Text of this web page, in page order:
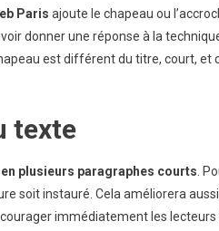
Paris ajoute le chapeau ou
donner une réponse à la
est différent du titre, court,
texte
plusieurs paragraphes courts .
soit instauré. Cela améliorera
immédiatement les lecteurs